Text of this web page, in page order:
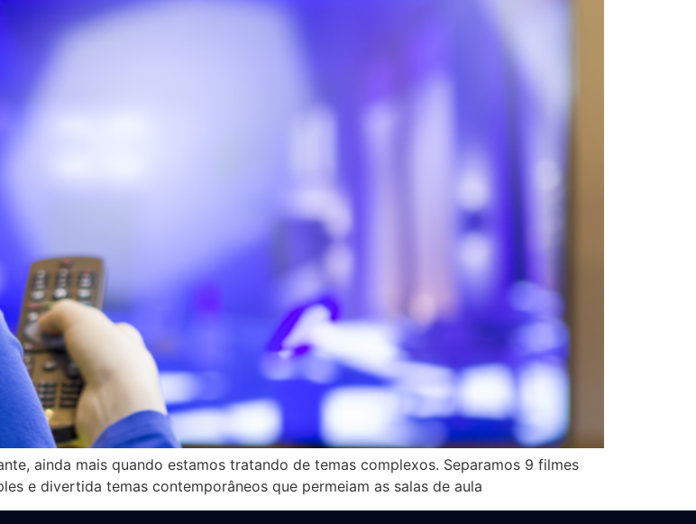
ainda mais quando estamos tratando de temas complexos. Separamos 9 filmes
e divertida temas contemporâneos que permeiam as salas de aula